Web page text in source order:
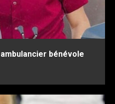
ambulancier bénévole